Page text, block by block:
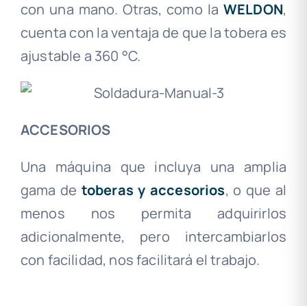
con una mano. Otras, como la WELDON,
cuenta con la ventaja de que la tobera es
ajustable a 360 °C.
ACCESORIOS
Una máquina que incluya una amplia
gama de toberas y accesorios, o que al
menos nos permita adquirirlos
adicionalmente, pero intercambiarlos
con facilidad, nos facilitará el trabajo.